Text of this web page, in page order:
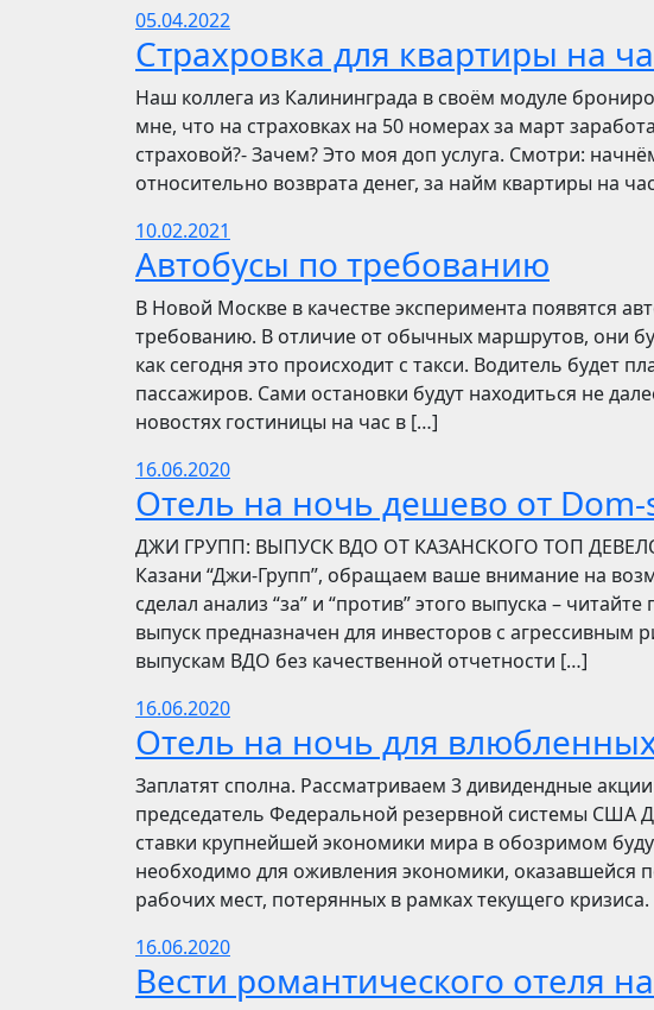
05.04.2022
Страхровка для квартиры на
Наш коллега из Калининграда в своём модуле
мне, что на страховках на 50 номерах за март
страховой?- Зачем? Это моя доп услуга. Смотри:
относительно возврата денег, за найм квартиры на
10.02.2021
Автобусы по требованию
В Новой Москве в качестве эксперимента появятся
требованию. В отличие от обычных маршрутов, они
как сегодня это происходит с такси. Водитель будет
пассажиров. Сами остановки будут находиться не
новостях гостиницы на час в […]
16.06.2020
Отель на ночь дешево от
​​ДЖИ ГРУПП: ВЫПУСК ВДО ОТ КАЗАНСКОГО ТОП
Казани “Джи-Групп”, обращаем ваше внимание на
сделал анализ “за” и “против” этого выпуска –
выпуск предназначен для инвесторов с агрессивным
выпускам ВДО без качественной отчетности […]
16.06.2020
Отель на ночь для
Заплатят сполна. Рассматриваем 3 дивидендные
председатель Федеральной резервной системы США
ставки крупнейшей экономики мира в обозримом
необходимо для оживления экономики, оказавшейся
рабочих мест, потерянных в рамках текущего
16.06.2020
Вести романтического отеля